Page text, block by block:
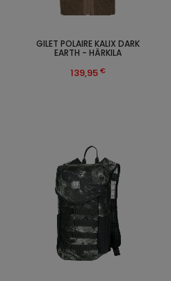
GILET POLAIRE KALIX DARK
EARTH - HÄRKILA
139,95 €